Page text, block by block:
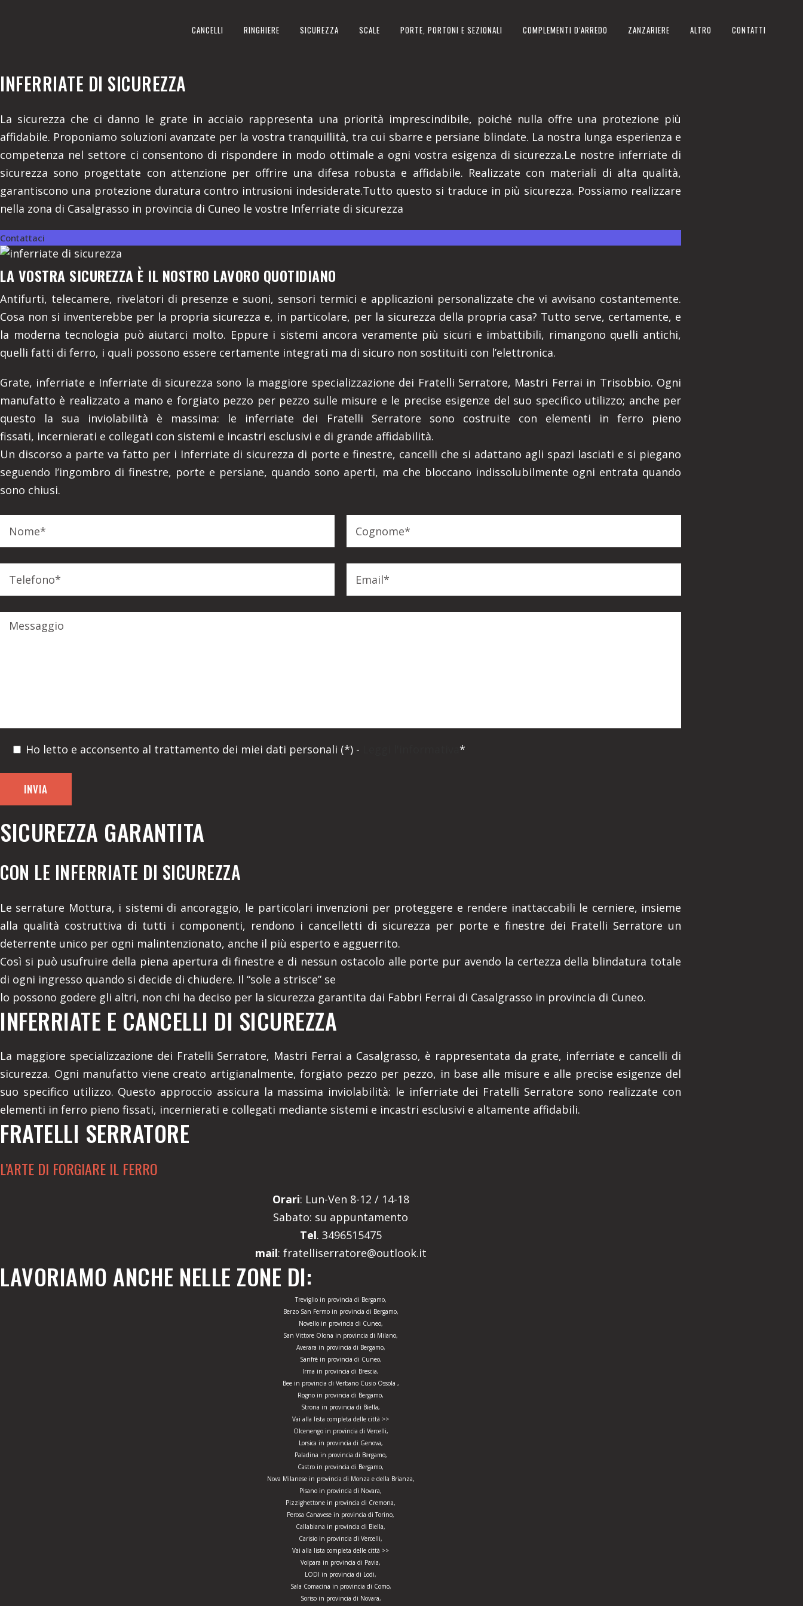
CANCELLI RINGHIERE SICUREZZA SCALE PORTE, PORTONI E SEZIONALI COMPLEMENTI D’ARREDO ZANZARIERE ALTRO CONTATTI
REALIZZIAMO A CASALGRASSO IN PROVINCIA DI CUNEO
INFERRIATE DI SICUREZZA
La sicurezza che ci danno le grate in acciaio rappresenta una priorità imprescindibile, poiché nulla offre una protezione più
affidabile. Proponiamo soluzioni avanzate per la vostra tranquillità, tra cui sbarre e persiane blindate. La nostra lunga esperienza e
competenza nel settore ci consentono di rispondere in modo ottimale a ogni vostra esigenza di sicurezza.Le nostre inferriate di
sicurezza sono progettate con attenzione per offrire una difesa robusta e affidabile. Realizzate con materiali di alta qualità,
garantiscono una protezione duratura contro intrusioni indesiderate.Tutto questo si traduce in più sicurezza. Possiamo realizzare
nella zona di Casalgrasso in provincia di Cuneo le vostre Inferriate di sicurezza
Contattaci
LA VOSTRA SICUREZZA È IL NOSTRO LAVORO QUOTIDIANO
Antifurti, telecamere, rivelatori di presenze e suoni, sensori termici e applicazioni personalizzate che vi avvisano costantemente.
Cosa non si inventerebbe per la propria sicurezza e, in particolare, per la sicurezza della propria casa? Tutto serve, certamente, e
la moderna tecnologia può aiutarci molto. Eppure i sistemi ancora veramente più sicuri e imbattibili, rimangono quelli antichi,
quelli fatti di ferro, i quali possono essere certamente integrati ma di sicuro non sostituiti con l’elettronica.
Grate, inferriate e Inferriate di sicurezza sono la maggiore specializzazione dei Fratelli Serratore, Mastri Ferrai in Trisobbio. Ogni
manufatto è realizzato a mano e forgiato pezzo per pezzo sulle misure e le precise esigenze del suo specifico utilizzo; anche per
questo la sua inviolabilità è massima: le inferriate dei Fratelli Serratore sono costruite con elementi in ferro pieno
fissati, incernierati e collegati con sistemi e incastri esclusivi e di grande affidabilità.
Un discorso a parte va fatto per i Inferriate di sicurezza di porte e finestre, cancelli che si adattano agli spazi lasciati e si piegano
seguendo l’ingombro di finestre, porte e persiane, quando sono aperti, ma che bloccano indissolubilmente ogni entrata quando
sono chiusi.
Ho letto e acconsento al trattamento dei miei dati personali (*) - *
SICUREZZA GARANTITA
CON LE INFERRIATE DI SICUREZZA
Le serrature Mottura, i sistemi di ancoraggio, le particolari invenzioni per proteggere e rendere inattaccabili le cerniere, insieme
alla qualità costruttiva di tutti i componenti, rendono i cancelletti di sicurezza per porte e finestre dei Fratelli Serratore un
deterrente unico per ogni malintenzionato, anche il più esperto e agguerrito.
Così si può usufruire della piena apertura di finestre e di nessun ostacolo alle porte pur avendo la certezza della blindatura totale
di ogni ingresso quando si decide di chiudere. Il “sole a strisce” se
lo possono godere gli altri, non chi ha deciso per la sicurezza garantita dai Fabbri Ferrai di Casalgrasso in provincia di Cuneo.
INFERRIATE E CANCELLI DI SICUREZZA
La maggiore specializzazione dei Fratelli Serratore, Mastri Ferrai a Casalgrasso, è rappresentata da grate, inferriate e cancelli di
sicurezza. Ogni manufatto viene creato artigianalmente, forgiato pezzo per pezzo, in base alle misure e alle precise esigenze del
suo specifico utilizzo. Questo approccio assicura la massima inviolabilità: le inferriate dei Fratelli Serratore sono realizzate con
elementi in ferro pieno fissati, incernierati e collegati mediante sistemi e incastri esclusivi e altamente affidabili.
FRATELLI SERRATORE
L’ARTE DI FORGIARE IL FERRO
Orari: Lun-Ven 8-12 / 14-18
Sabato: su appuntamento
Tel. 3496515475
mail: fratelliserratore@outlook.it
LAVORIAMO ANCHE NELLE ZONE DI:
Treviglio in provincia di Bergamo,
Berzo San Fermo in provincia di Bergamo,
Novello in provincia di Cuneo,
San Vittore Olona in provincia di Milano,
Averara in provincia di Bergamo,
Sanfrè in provincia di Cuneo,
Irma in provincia di Brescia,
Bee in provincia di Verbano Cusio Ossola ,
Rogno in provincia di Bergamo,
Strona in provincia di Biella,
Vai alla lista completa delle città >>
Olcenengo in provincia di Vercelli,
Lorsica in provincia di Genova,
Paladina in provincia di Bergamo,
Castro in provincia di Bergamo,
Nova Milanese in provincia di Monza e della Brianza,
Pisano in provincia di Novara,
Pizzighettone in provincia di Cremona,
Perosa Canavese in provincia di Torino,
Callabiana in provincia di Biella,
Carisio in provincia di Vercelli,
Vai alla lista completa delle città >>
Volpara in provincia di Pavia,
LODI in provincia di Lodi,
Sala Comacina in provincia di Como,
Soriso in provincia di Novara,